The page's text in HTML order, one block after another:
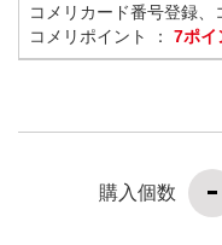
コメリカード番号登録
コメリポイント ： 7ポイ
購入個数